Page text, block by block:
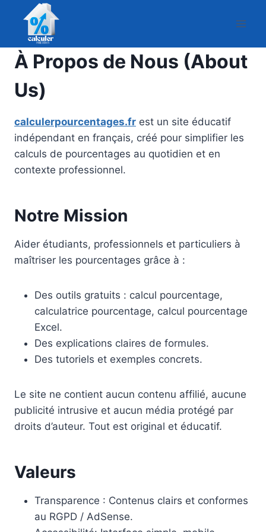
contenu
À Propos de Nous (About
Us)
calculerpourcentages.fr est un site éducatif
indépendant en français, créé pour simplifier les
calculs de pourcentages au quotidien et en
contexte professionnel.
Notre Mission
Aider étudiants, professionnels et particuliers à
maîtriser les pourcentages grâce à :
Des outils gratuits : calcul pourcentage,
calculatrice pourcentage, calcul pourcentage
Excel.
Des explications claires de formules.
Des tutoriels et exemples concrets.
Le site ne contient aucun contenu affilié, aucune
publicité intrusive et aucun média protégé par
droits d’auteur. Tout est original et éducatif.
Valeurs
Transparence : Contenus clairs et conformes
au RGPD / AdSense.